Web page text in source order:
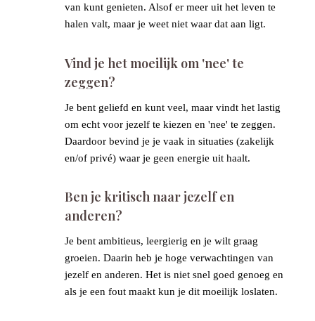
van kunt genieten. Alsof er meer uit het leven te
halen valt, maar je weet niet waar dat aan ligt.
Vind je het moeilijk om 'nee' te
zeggen?
Je bent geliefd en kunt veel, maar vindt het lastig
om echt voor jezelf te kiezen en 'nee' te zeggen.
Daardoor bevind je je vaak in situaties (zakelijk
en/of privé) waar je geen energie uit haalt.
Ben je kritisch naar jezelf en
anderen?
Je bent ambitieus, leergierig en je wilt graag
groeien. Daarin heb je hoge verwachtingen van
jezelf en anderen. Het is niet snel goed genoeg en
als je een fout maakt kun je dit moeilijk loslaten.